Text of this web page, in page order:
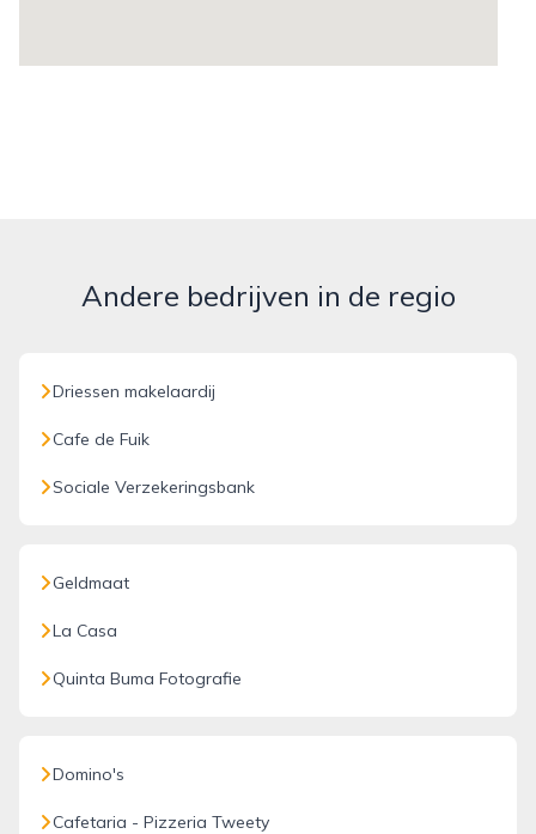
Andere bedrijven in de regio
Driessen makelaardij
Cafe de Fuik
Sociale Verzekeringsbank
Geldmaat
La Casa
Quinta Buma Fotografie
Domino's
Cafetaria - Pizzeria Tweety